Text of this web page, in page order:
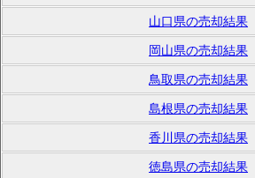
山口県の売却結果
岡山県の売却結果
鳥取県の売却結果
島根県の売却結果
香川県の売却結果
徳島県の売却結果